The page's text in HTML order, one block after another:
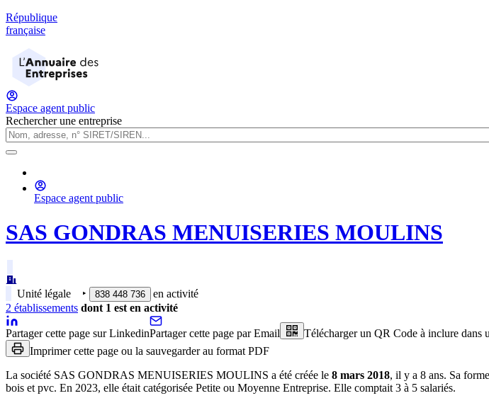
République
française
Espace agent public
Rechercher une entreprise
Espace agent public
SAS GONDRAS MENUISERIES MOULINS
Unité légale ‣ 838 448 736
en activité
2 établissements dont 1 est en activité
Partager cette page sur LinkedinPartager cette page par Email
Télécharger un QR Code à inclure dans
Imprimer cette page ou la sauvegarder au format PDF
La société SAS GONDRAS MENUISERIES MOULINS a été créée le 8 mars 2018, il y a 8 ans. Sa
bois et pvc. En 2023, elle était catégorisée Petite ou Moyenne Entreprise. Elle comptait 3 à 5 salariés.